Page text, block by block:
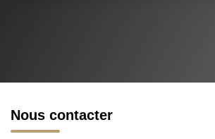
Nous contacter